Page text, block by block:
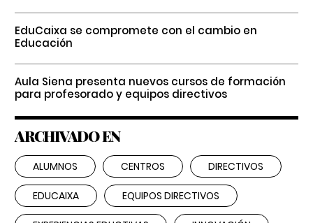
EduCaixa se compromete con el cambio en
Educación
Aula Siena presenta nuevos cursos de formación
para profesorado y equipos directivos
ARCHIVADO EN
ALUMNOS CENTROS DIRECTIVOS
EDUCAIXA EQUIPOS DIRECTIVOS